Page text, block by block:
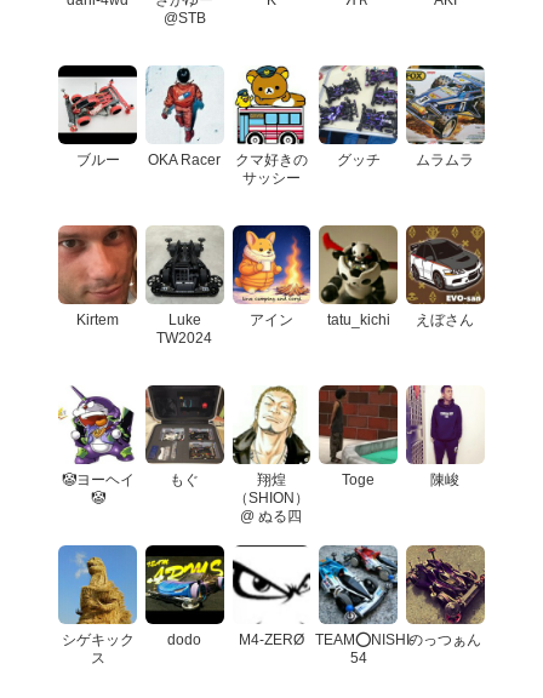
@STB
ブルー OKA Racer
クマ好きの
サッシー
グッチ ムラムラ
Kirtem
Luke
TW2024
アイン tatu_kichi えぼさん
🤡ヨーヘイ
🤡
もぐ
翔煌
（SHION）
@ ぬる四
Toge 陳峻
シゲキック
ス
dodo M4-ZERØ
TEAM⭕️NISHI-
54
のっつぁん